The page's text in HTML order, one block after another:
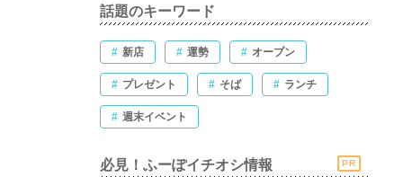
話題のキーワード
# 新店 # 運勢 # オープン
# プレゼント # そば # ランチ
# 週末イベント
必見！ふーぽイチオシ情報 PR